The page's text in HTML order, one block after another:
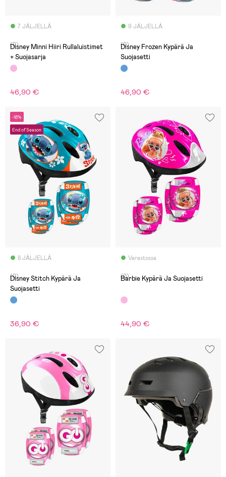
7 JÄLJELLÄ
(0)
Disney Minni Hiiri Rullaluistimet
+ Suojasarja
46,90 €
9 JÄLJELLÄ
(0)
Disney Frozen Kypärä Ja
Suojasetti
46,90 €
-18%
End of Season
8 JÄLJELLÄ
(0)
Disney Stitch Kypärä Ja
Suojasetti
36,90 €
Varastossa
(0)
Barbie Kypärä Ja Suojasetti
44,90 €